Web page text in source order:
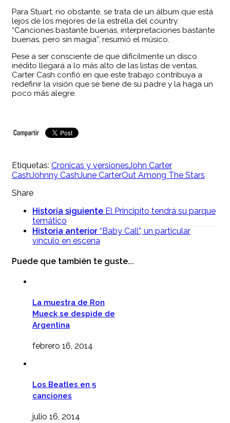
Para Stuart, no obstante, se trata de un álbum que está
lejos de los mejores de la estrella del country.
“Canciones bastante buenas, interpretaciones bastante
buenas, pero sin magia”, resumió el músico.
Pese a ser consciente de que difícilmente un disco
inédito llegará a lo más alto de las listas de ventas,
Carter Cash confió en que este trabajo contribuya a
redefinir la visión que se tiene de su padre y la haga un
poco más alegre.
Etiquetas: Cronicas y versionesJohn Carter
CashJohnny CashJune CarterOut Among The Stars
Share
Historia siguiente El Principito tendrá su parque
temático
Historia anterior “Baby Call”, un particular
vínculo en escena
Puede que también te guste...
La muestra de Ron
Mueck se despide de
Argentina
febrero 16, 2014
Los Beatles en 5
canciones
julio 16, 2014